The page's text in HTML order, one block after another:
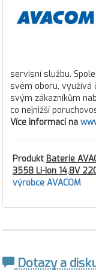
servisní službu.
svém oboru, využívá
svým zákazníkům
co nejnižší
Více informací na
Produkt Baterie
3558 Li-Ion 14,8V
výrobce AVACOM
Dotazy a